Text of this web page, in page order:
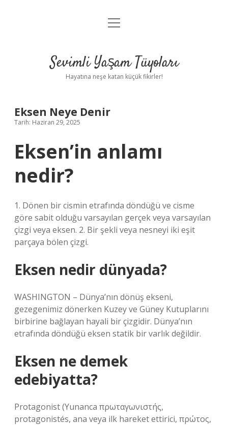
Anasayfa
Yasal Uyarı
menüyü
Sevimli Yaşam Tüyoları
Hayatına neşe katan küçük fikirler!
Eksen Neye Denir
Tarih: Haziran 29, 2025
Eksen’in anlamı
nedir?
1. Dönen bir cismin etrafında döndüğü ve cisme
göre sabit olduğu varsayılan gerçek veya varsayılan
çizgi veya eksen. 2. Bir şekli veya nesneyi iki eşit
parçaya bölen çizgi.
Eksen nedir dünyada?
WASHINGTON – Dünya’nın dönüş ekseni,
gezegenimiz dönerken Kuzey ve Güney Kutuplarını
birbirine bağlayan hayali bir çizgidir. Dünya’nın
etrafında döndüğü eksen statik bir varlık değildir.
Eksen ne demek
edebiyatta?
Protagonist (Yunanca πρωταγωνιστής,
protagonistés, ana veya ilk hareket ettirici, πρώτος,